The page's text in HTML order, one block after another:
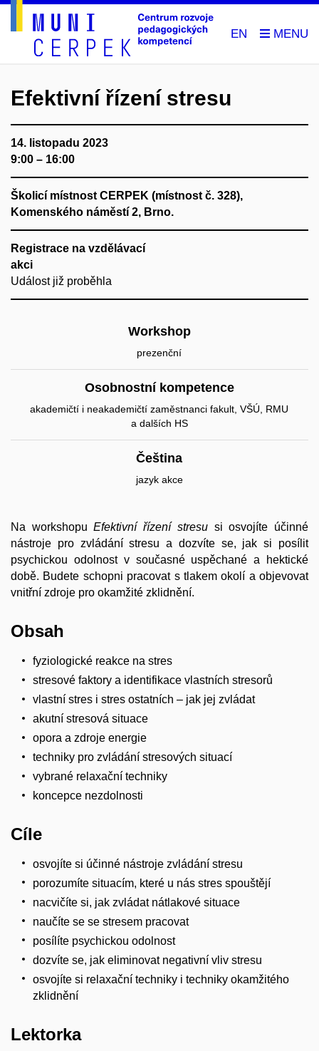
EN
Efektivní řízení stresu
14. listopadu 2023
9:00 – 16:00
Školicí místnost CERPEK (místnost č. 328),
Komenského náměstí 2, Brno.
Registrace na vzdělávací
akci
Událost již proběhla
Workshop
prezenční
Osobnostní kompetence
akademičtí i neakademičtí zaměstnanci fakult, VŠÚ, RMU
a dalších HS
Čeština
jazyk akce
Na workshopuEfektivní řízení stresusi osvojíte účinné
nástroje pro zvládání stresu a dozvíte se, jak si posílit
psychickou odolnost v současné uspěchané a hektické
době. Budete schopni pracovat s tlakem okolí a objevovat
vnitřní zdroje pro okamžité zklidnění.
Obsah
fyziologické reakce na stres
stresové faktory a identifikace vlastních stresorů
vlastní stres i stres ostatních – jak jej zvládat
akutní stresová situace
opora a zdroje energie
techniky pro zvládání stresových situací
vybrané relaxační techniky
koncepce nezdolnosti
Cíle
osvojíte si účinné nástroje zvládání stresu
porozumíte situacím, které u nás stres spouštějí
nacvičíte si, jak zvládat nátlakové situace
naučíte se se stresem pracovat
posílíte psychickou odolnost
dozvíte se, jak eliminovat negativní vliv stresu
osvojíte si relaxační techniky i techniky okamžitého
zklidnění
Lektorka